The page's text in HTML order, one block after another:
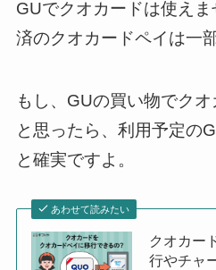
GUでクオカードは使え
済のクオカードペイは一
もし、GUの買い物でク
と思ったら、利用予定の
と確実ですよ。
あわせて読みたい
クオカー
行やチャ